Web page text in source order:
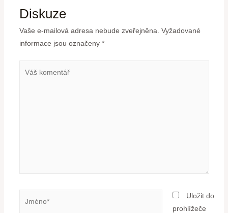
Diskuze
Vaše e-mailová adresa nebude zveřejněna. Vyžadované
informace jsou označeny *
Uložit do
prohlížeče